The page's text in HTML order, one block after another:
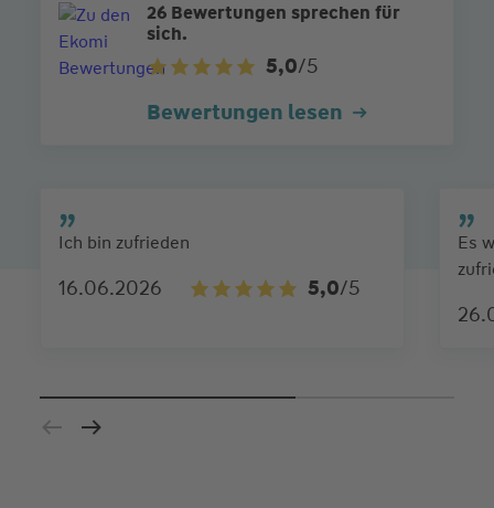
26 Bewertungen sprechen für
sich.
5,0/5
Bewertungen lesen
Ich bin zufrieden
16.06.2026 5,0/5
Es